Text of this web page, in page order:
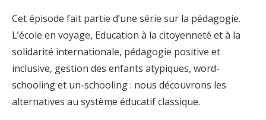
Cet épisode fait partie d’une série sur la pédagogie.
L’école en voyage, Education à la citoyenneté et à la
solidarité internationale, pédagogie positive et
inclusive, gestion des enfants atypiques, word-
schooling et un-schooling : nous découvrons les
alternatives au système éducatif classique.